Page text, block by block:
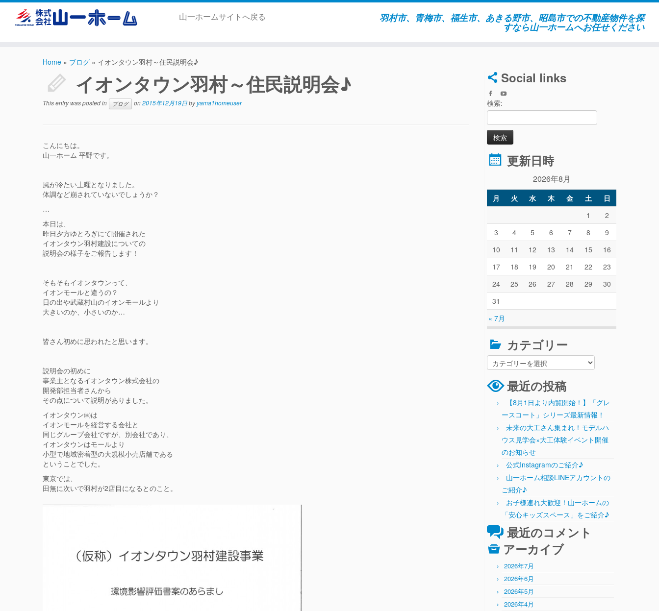
羽村市、青梅市、福生市、あきる野市、昭島市での不動産物件を探
すなら山一ホームへお任せください
山一ホームサイトへ戻る
Home » ブログ » イオンタウン羽村～住民説明会♪
イオンタウン羽村～住民説明会♪
This entry was posted in ブログ on2015年12月19日byyama1homeuser
こんにちは。
山一ホーム 平野です。
風が冷たい土曜となりました。
体調など崩されていないでしょうか？
…
本日は、
昨日夕方ゆとろぎにて開催された
イオンタウン羽村建設についての
説明会の様子をご報告します！
そもそもイオンタウンって、
イオンモールと違うの？
日の出や武蔵村山のイオンモールより
大きいのか、小さいのか…
皆さん初めに思われたと思います。
説明会の初めに
事業主となるイオンタウン株式会社の
開発部担当者さんから
その点について説明がありました。
イオンタウン㈱は
イオンモールを経営する会社と
同じグループ会社ですが、別会社であり、
イオンタウンはモールより
小型で地域密着型の大規模小売店舗である
ということでした。
東京では、
田無に次いで羽村が2店目になるとのこと。
Social links
検索:
更新日時
2026年8月
月 火 水 木 金 土 日
« 7月
1
2
3
4 5 6 7 8
9
10
11 12 13 14 15
16
17
18 19 20 21 22
23
24
25 26 27 28 29
30
31
カテゴリー
最近の投稿
【8月1日より内覧開始！】「グレ
ースコート」シリーズ最新情報！
未来の大工さん集まれ！モデルハ
ウス見学会×大工体験イベント開催
のお知らせ
公式Instagramのご紹介♪
山一ホーム相談LINEアカウントの
ご紹介♪
お子様連れ大歓迎！山一ホームの
「安心キッズスペース」をご紹介♪
最近のコメント
アーカイブ
2026年7月
2026年6月
2026年5月
2026年4月